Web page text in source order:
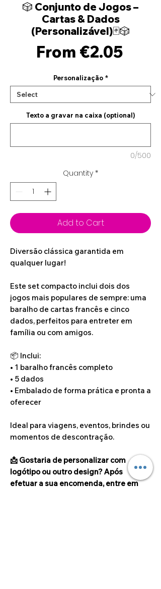
🎲 Conjunto de Jogos –
Cartas & Dados
(Personalizável)🃏🎲
From €2.05Sale
Personalização *
Texto a gravar na caixa (optional)
0/500
Quantity *
Add to Cart
Diversão clássica garantida em
qualquer lugar!
Este set compacto inclui dois dos
jogos mais populares de sempre: uma
baralho de cartas francês e cinco
dados, perfeitos para entreter em
família ou com amigos.
📦 Inclui:
• 1 baralho francês completo
• 5 dados
• Embalado de forma prática e pronta a
oferecer
Ideal para viagens, eventos, brindes ou
momentos de descontração.
📩 Gostaria de personalizar com
logótipo ou outro design? Após
efetuar a sua encomenda, entre em